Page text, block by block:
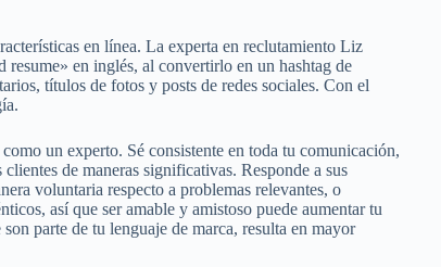
en línea. La experta en reclutamiento Liz
en inglés, al convertirlo en un hashtag de
títulos de fotos y posts de redes sociales. Con el
un experto. Sé consistente en toda tu comunicación,
de maneras significativas. Responde a sus
voluntaria respecto a problemas relevantes, o
así que ser amable y amistoso puede aumentar tu
parte de tu lenguaje de marca, resulta en mayor